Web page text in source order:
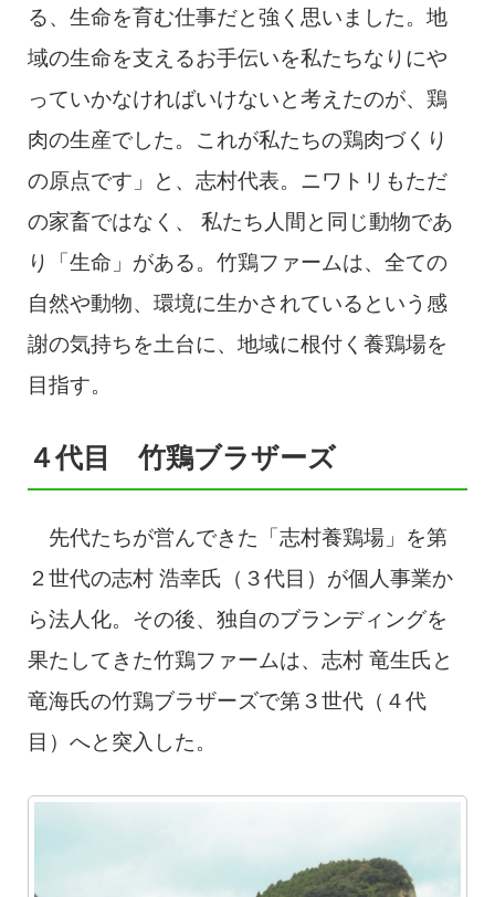
る、生命を育む仕事だと強く思いました。地
域の生命を支えるお手伝いを私たちなりにや
っていかなければいけないと考えたのが、鶏
肉の生産でした。これが私たちの鶏肉づくり
の原点です」と、志村代表。ニワトリもただ
の家畜ではなく、 私たち人間と同じ動物であ
り「生命」がある。竹鶏ファームは、全ての
自然や動物、環境に生かされているという感
謝の気持ちを土台に、地域に根付く養鶏場を
目指す。
４代目 竹鶏ブラザーズ
先代たちが営んできた「志村養鶏場」を第
２世代の志村 浩幸氏（３代目）が個人事業か
ら法人化。その後、独自のブランディングを
果たしてきた竹鶏ファームは、志村 竜生氏と
竜海氏の竹鶏ブラザーズで第３世代（４代
目）へと突入した。